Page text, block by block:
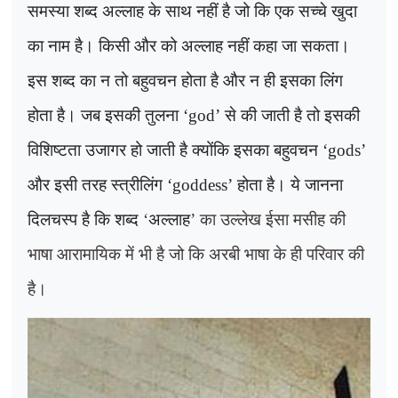
समस्या शब्द अल्लाह के साथ नहीं है जो कि एक सच्चे खुदा
का नाम है। किसी और को अल्लाह नहीं कहा जा सकता।
इस शब्द का न तो बहुवचन होता है और न ही इसका लिंग
होता है। जब इसकी तुलना ‘god’ से की जाती है तो इसकी
विशिष्टता उजागर हो जाती है क्योंकि इसका बहुवचन ‘gods’
और इसी तरह स्त्रीलिंग ‘goddess’ होता है। ये जानना
दिलचस्प है कि शब्द ‘अल्लाह’ का उल्लेख ईसा मसीह की
भाषा आरामायिक में भी है जो कि अरबी भाषा के ही परिवार की
है।